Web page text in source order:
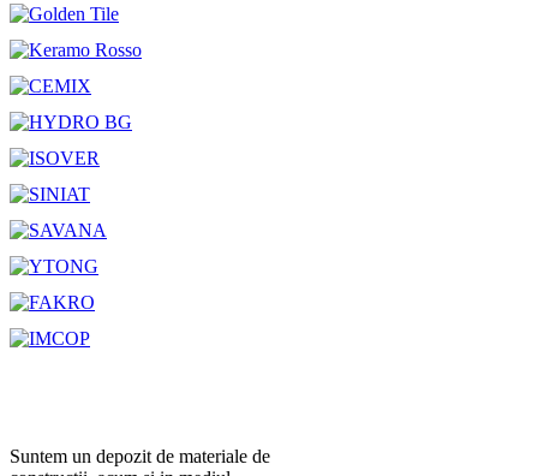
Suntem un depozit de materiale de